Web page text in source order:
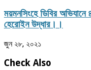
ময়মনসিংহে ডিবির
হেরোইন উদ্ধার।।
জুন ২৮, ২০২১
Check Also